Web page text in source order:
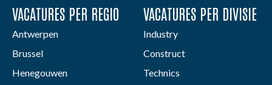
VACATURES PER REGIO
Antwerpen
Brussel
Henegouwen
VACATURES PER DIVISIE
Industry
Construct
Technics